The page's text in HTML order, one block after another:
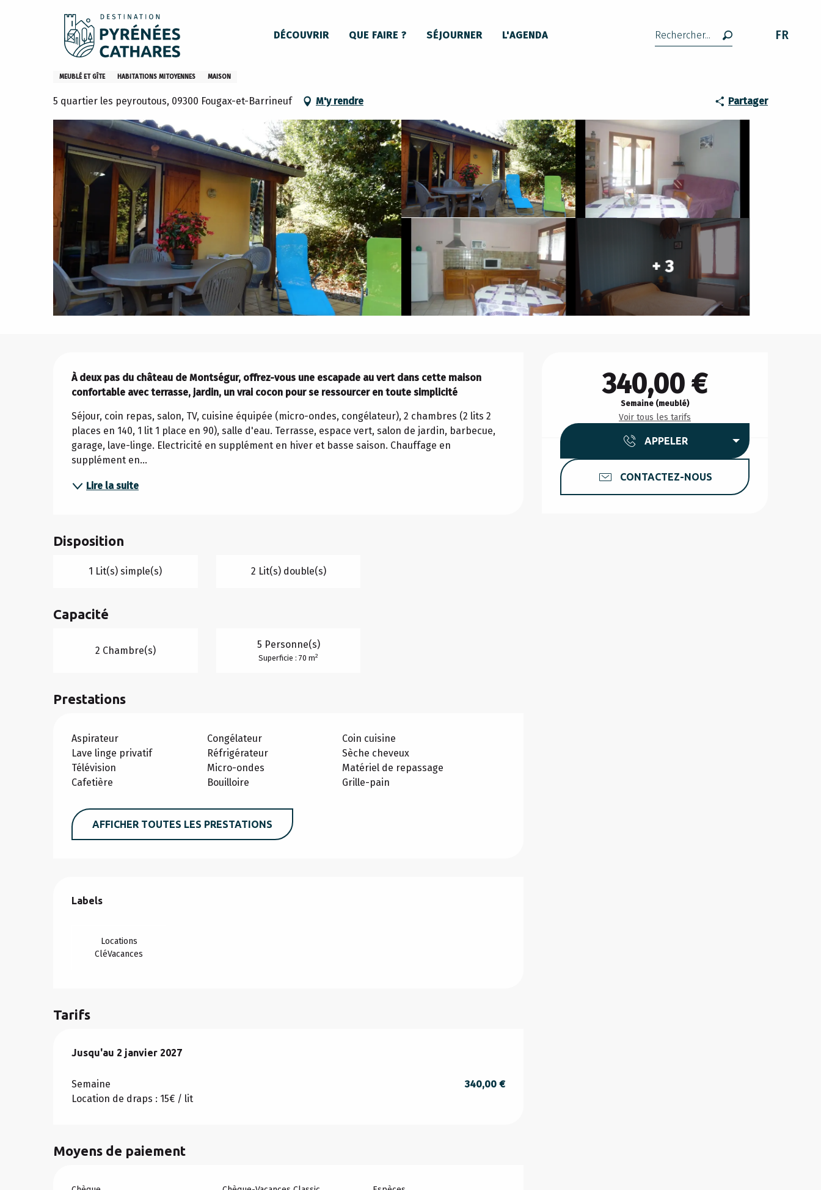
Recherche FR
DÉCOUVRIR QUE FAIRE ? SÉJOURNER L'AGENDA
Accueil Sejourner Où dormir
La Gîte de Francis
MEUBLÉ ET GÎTE HABITATIONS MITOYENNES MAISON
5 quartier les peyroutous, 09300 Fougax-et-Barrineuf M'y rendre Partager
+ 3
340,00 €
Semaine (meublé)
Voir tous les tarifs
APPELER
CONTACTEZ-NOUS
Description
À deux pas du château de Montségur, offrez-vous une escapade au vert dans cette maison
confortable avec terrasse, jardin, un vrai cocon pour se ressourcer en toute simplicité
Séjour, coin repas, salon, TV, cuisine équipée (micro-ondes, congélateur), 2 chambres (2 lits 2
places en 140, 1 lit 1 place en 90), salle d'eau. Terrasse, espace vert, salon de jardin, barbecue,
garage, lave-linge. Electricité en supplément en hiver et basse saison. Chauffage en
supplément en...
Lire la suite
Disposition
1 Lit(s) simple(s) 2 Lit(s) double(s)
Capacité
2 Chambre(s) 5 Personne(s)
Superficie : 70 m2
Prestations
Aspirateur Congélateur
Coin cuisine
Lave linge privatif
Réfrigérateur
Sèche cheveux
Télévision
Micro-ondes
Matériel de repassage
Cafetière
Bouilloire Grille-pain
AFFICHER TOUTES LES PRESTATIONS
Offres de prestations
Labels
Labels
Locations
CléVacances
Tarifs
Du3 janvier 2026au2 janvier 2027
Jusqu'au 2 janvier 2027
Semaine
340,00 €
Location de draps : 15€ / lit
Moyens de paiement